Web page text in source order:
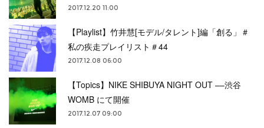
2017.12.20 11:00
【Playlist】竹井慧[モデル/タレント]編「創る」＃
私の疾走プレイリスト＃44
2017.12.08 06:00
【Topics】NIKE SHIBUYA NIGHT OUT ––渋谷
WOMB にて開催
2017.12.07 09:00